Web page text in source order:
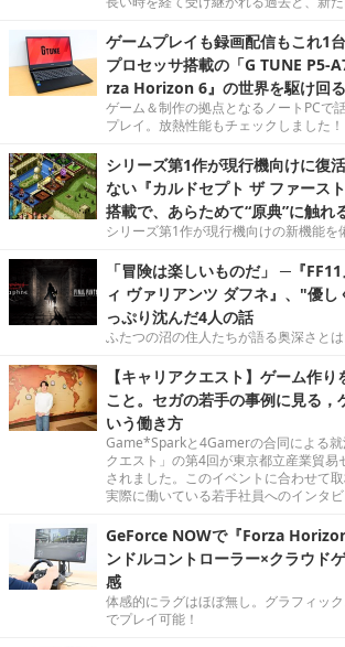
ゲームプレイも録画配信もこれ1
プロセッサ搭載の「G TUNE P5-
rza Horizon 6』の世界を駆け回る
ゲーム＆制作の拠点となるノートPCで
プレイ。放熱性能もチェックしました！
シリーズ第1作が現行機向けに復
ない『カルドセプト ザ ファース
搭載で、あらためて“原典”に触れ
シリーズ第1作が現行機向けの新機能を
「冒険は楽しいものだ」 ─『
ィ ヴァリアンツ ダフネ』、"優
っぷり沈んだ4人の話
ふたつの沼の住人たちが語る奥深さとは
【キャリアクエスト】ゲーム作
こと。セガの若手の事例に見る，
いう働き方
Game*Sparkと4Gamerの合同による
クエスト」の第4回が東京都立産業貿易
されました。このイベントに合わせて
実際に働いている若手社員へのインタビ
GeForce NOWで『Forza
ンドルコントローラー×クラウド
感
体感的にラグはほぼ無し。グラフィッ
でプレイ可能！